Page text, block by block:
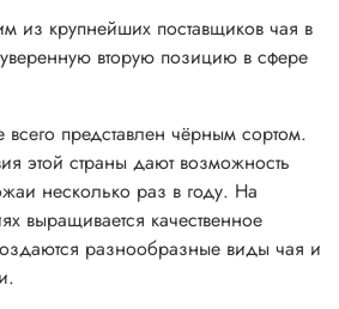
из крупнейших поставщиков чая в
вторую позицию в сфере
представлен чёрным сортом.
этой страны дают возможность
несколько раз в году. На
выращивается качественное
разнообразные виды чая и